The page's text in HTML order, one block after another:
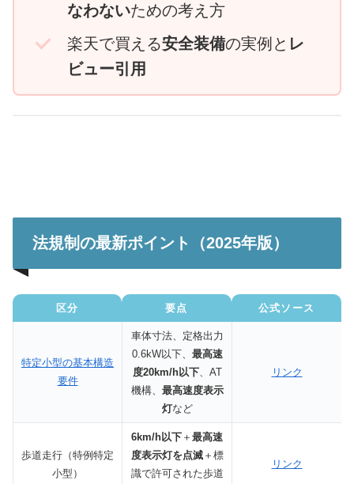
なわないための考え方
楽天で買える安全装備の実例と レ
ビュー引用
法規制の最新ポイント（2025年版）
区分 要点 公式ソース
特定小型の基本構造
要件
車体寸法、定格出力
0.6kW以下、 最高速
度20km/h以下、AT
機構、 最高速度表示
灯など
リンク
歩道走行（特例特定
小型）
6km/h以下 ＋ 最高速
度表示灯を点滅＋標
識で許可された歩道
リンク